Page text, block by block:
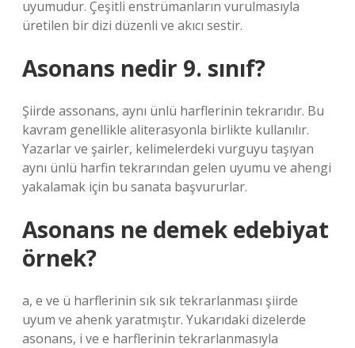
uyumudur. Çeşitli enstrümanların vurulmasıyla
üretilen bir dizi düzenli ve akıcı sestir.
Asonans nedir 9. sınıf?
Şiirde assonans, aynı ünlü harflerinin tekrarıdır. Bu
kavram genellikle aliterasyonla birlikte kullanılır.
Yazarlar ve şairler, kelimelerdeki vurguyu taşıyan
aynı ünlü harfin tekrarından gelen uyumu ve ahengi
yakalamak için bu sanata başvururlar.
Asonans ne demek edebiyat
örnek?
a, e ve ü harflerinin sık sık tekrarlanması şiirde
uyum ve ahenk yaratmıştır. Yukarıdaki dizelerde
asonans, i ve e harflerinin tekrarlanmasıyla